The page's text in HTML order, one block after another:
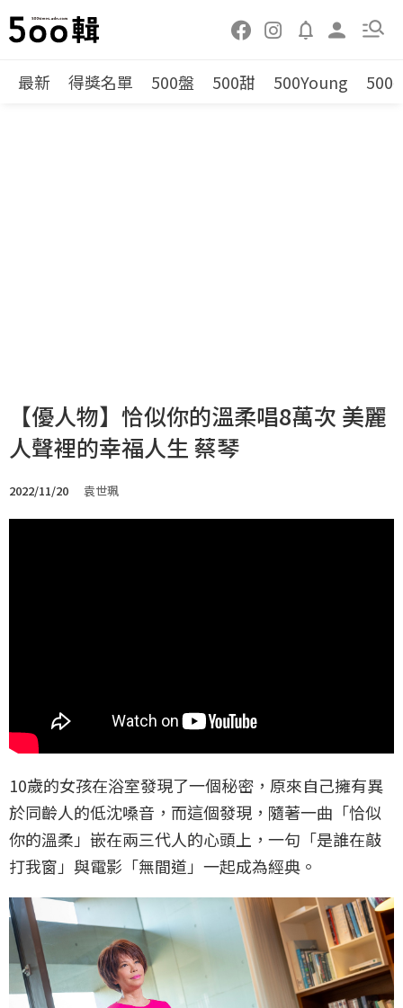
最新 得獎名單 500盤 500甜 500Young 500
【優人物】恰似你的溫柔唱8萬次 美麗
人聲裡的幸福人生 蔡琴
2022/11/20 袁世珮
10歲的女孩在浴室發現了一個秘密，原來自己擁有異
於同齡人的低沈嗓音，而這個發現，隨著一曲「恰似
你的溫柔」嵌在兩三代人的心頭上，一句「是誰在敲
打我窗」與電影「無間道」一起成為經典。